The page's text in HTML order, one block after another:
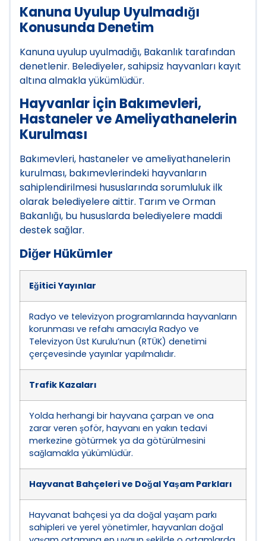
Kanuna Uyulup Uyulmadığı
Konusunda Denetim
Kanuna uyulup uyulmadığı, Bakanlık tarafından
denetlenir. Belediyeler, sahipsiz hayvanları kayıt
altına almakla yükümlüdür.
Hayvanlar İçin Bakımevleri,
Hastaneler ve Ameliyathanelerin
Kurulması
Bakımevleri, hastaneler ve ameliyathanelerin
kurulması, bakımevlerindeki hayvanların
sahiplendirilmesi hususlarında sorumluluk ilk
olarak belediyelere aittir. Tarım ve Orman
Bakanlığı, bu hususlarda belediyelere maddi
destek sağlar.
Diğer Hükümler
Eğitici Yayınlar
Radyo ve televizyon programlarında hayvanların
korunması ve refahı amacıyla Radyo ve
Televizyon Üst Kurulu’nun (RTÜK) denetimi
çerçevesinde yayınlar yapılmalıdır.
Trafik Kazaları
Yolda herhangi bir hayvana çarpan ve ona
zarar veren şoför, hayvanı en yakın tedavi
merkezine götürmek ya da götürülmesini
sağlamakla yükümlüdür.
Hayvanat Bahçeleri ve Doğal Yaşam Parkları
Hayvanat bahçesi ya da doğal yaşam parkı
sahipleri ve yerel yönetimler, hayvanları doğal